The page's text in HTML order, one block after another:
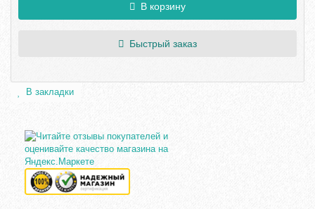
В корзину
Быстрый заказ
В закладки